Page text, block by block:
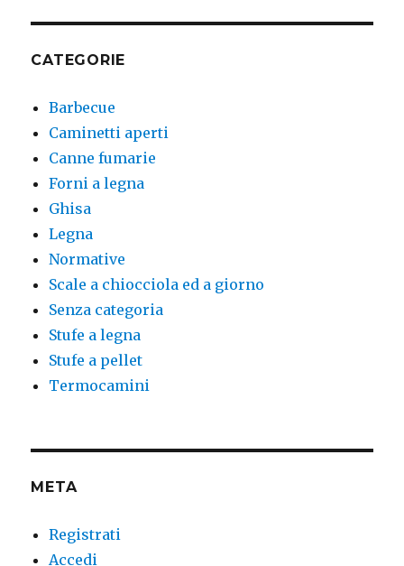
CATEGORIE
Barbecue
Caminetti aperti
Canne fumarie
Forni a legna
Ghisa
Legna
Normative
Scale a chiocciola ed a giorno
Senza categoria
Stufe a legna
Stufe a pellet
Termocamini
META
Registrati
Accedi